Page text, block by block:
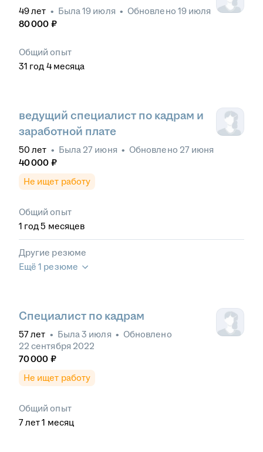
49лет • Была19 июля • Обновлено 19 июля
80 000 ₽
Общий опыт
31 год 4 месяца
ведущий специалист по кадрам и
заработной плате
50 лет • Была 27 июня • Обновлено 27 июня
40 000 ₽
Не ищет работу
Общий опыт
1 год 5 месяцев
Другие резюме
Ещё 1 резюме
Специалист по кадрам
57лет • Была3 июля • Обновлено
22 сентября 2022
70 000 ₽
Не ищет работу
Общий опыт
7лет 1 месяц